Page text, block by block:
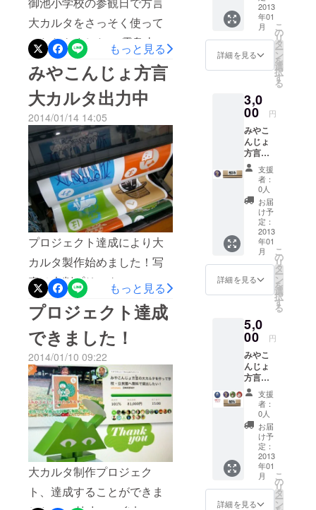
大カルタをさっそく使って
いただきました。 霧島山の
麓にある全校生徒7人の小さ
な学校です。 最後に1人1人
感想を言ってくれました
「大カルタをはじめてしま
した、とてもおもしろかっ
たです。またやりたいで
す！」などの言葉に感動し
て涙が出そうになりまし
た。終始笑顔が絶えない授
業参観で子どもから大人ま
で喜んでもらえました。 支
援いただいた方に感謝で
す。ありがとうございまし
た。 貴重な体験をさせてい
ただき、 御池小学校の先生
方、関係者の方感謝申し上
げます。
もっと見る
みやこんじょ方言
大カルタ出力中
2014/01/14 14:05
プロジェクト達成により大
カルタ製作始めました！写
真は大判プリンターでの出
力中！
もっと見る
プロジェクト達成
できました！
2014/01/10 09:22
大カルタ制作プロジェク
ト、達成することができま
きませ
2013
年01
月
詳細を見る
こ
の
リ
タ
ー
ン
を
選
択
す
る
3,0
00 円
みやこ
んじょ
方言
バッジ
（5.3c
m）1
個 ※
バッジ
の絵柄
は選べ
ませ
ん。 み
やこん
じょ方
言カル
タ（通
ズ）1
セット
※オリジ
ナル
ネーム
カルタ
を追加
支援
者：
0人
お届
け予
定：
2013
年01
月
詳細を見る
こ
の
リ
タ
ー
ン
を
選
択
す
る
5,0
00 円
みやこ
んじょ
方言
バッジ
名前入
り（直
径
3.5cm
）1個
みやこ
んじょ
バッジ
（3.5c
m）3個
支援
者：
0人
お届
け予
定：
2013
年01
月
詳細を見る
こ
の
リ
タ
ー
ン